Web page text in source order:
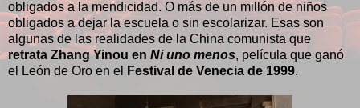
obligados a la mendicidad. O más de un millón de niños
obligados a dejar la escuela o sin escolarizar. Esas son
algunas de las realidades de la China comunista que
retrata Zhang Yinou en Ni uno menos, película que ganó
el León de Oro en el
Festival de Venecia de 1999.